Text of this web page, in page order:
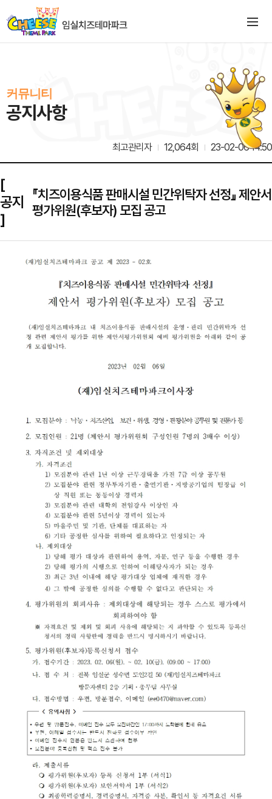
커뮤니티
공지사항
최고관리자 12,064회 23-02-06 14:50
[
공지
]
『치즈이용식품 판매시설 민간위탁자 선정』 제안서
평가위원(후보자) 모집 공고